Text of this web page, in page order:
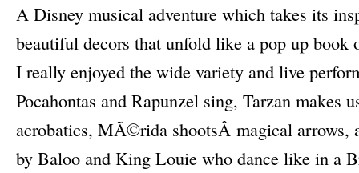
A Disney musical adventure which takes its
beautiful decors that unfold like a pop up book
I really enjoyed the wide variety and live
Pocahontas and Rapunzel sing, Tarzan makes
acrobatics, MÃ©rida shootsÂ magical arrows,
by Baloo and King Louie who dance like in a